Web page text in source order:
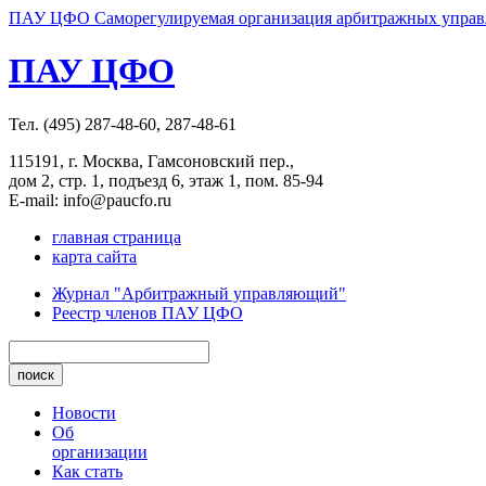
ПАУ ЦФО Саморегулируемая организация арбитражных
ПАУ ЦФО
Тел. (495) 287-48-60, 287-48-61
115191, г. Москва, Гамсоновский пер.,
дом 2, стр. 1, подъезд 6, этаж 1, пом. 85-94
E-mail: info@paucfo.ru
главная страница
карта сайта
Журнал "Арбитражный управляющий"
Реестр членов ПАУ ЦФО
Новости
Об
организации
Как стать